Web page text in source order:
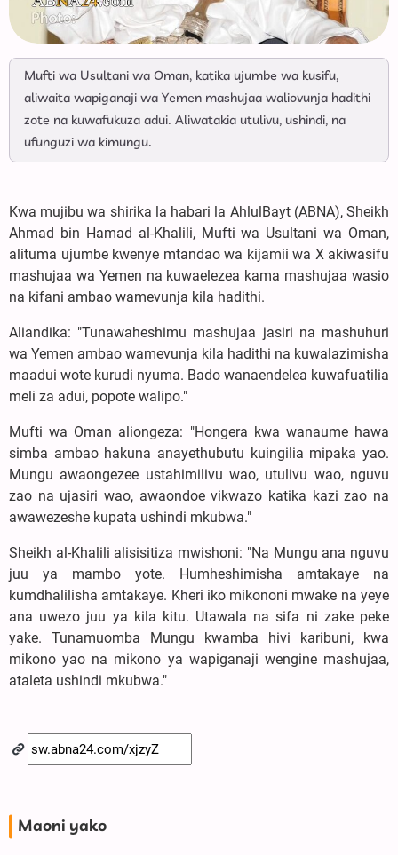
Mufti wa Usultani wa Oman, katika ujumbe wa kusifu,
aliwaita wapiganaji wa Yemen mashujaa waliovunja hadithi
zote na kuwafukuza adui. Aliwatakia utulivu, ushindi, na
ufunguzi wa kimungu.
Kwa mujibu wa shirika la habari la AhlulBayt (ABNA), Sheikh
Ahmad bin Hamad al-Khalili, Mufti wa Usultani wa Oman,
alituma ujumbe kwenye mtandao wa kijamii wa X akiwasifu
mashujaa wa Yemen na kuwaelezea kama mashujaa wasio
na kifani ambao wamevunja kila hadithi.
Aliandika: "Tunawaheshimu mashujaa jasiri na mashuhuri
wa Yemen ambao wamevunja kila hadithi na kuwalazimisha
maadui wote kurudi nyuma. Bado wanaendelea kuwafuatilia
meli za adui, popote walipo."
Mufti wa Oman aliongeza: "Hongera kwa wanaume hawa
simba ambao hakuna anayethubutu kuingilia mipaka yao.
Mungu awaongezee ustahimilivu wao, utulivu wao, nguvu
zao na ujasiri wao, awaondoe vikwazo katika kazi zao na
awawezeshe kupata ushindi mkubwa."
Sheikh al-Khalili alisisitiza mwishoni: "Na Mungu ana nguvu
juu ya mambo yote. Humheshimisha amtakaye na
kumdhalilisha amtakaye. Kheri iko mikononi mwake na yeye
ana uwezo juu ya kila kitu. Utawala na sifa ni zake peke
yake. Tunamuomba Mungu kwamba hivi karibuni, kwa
mikono yao na mikono ya wapiganaji wengine mashujaa,
ataleta ushindi mkubwa."
Maoni yako